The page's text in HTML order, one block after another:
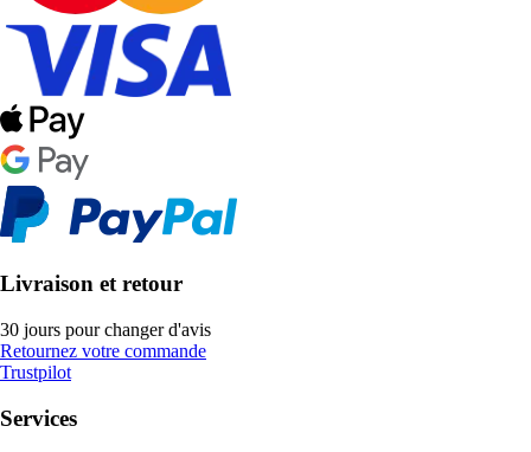
Livraison et retour
30 jours pour changer d'avis
Retournez votre commande
Trustpilot
Services